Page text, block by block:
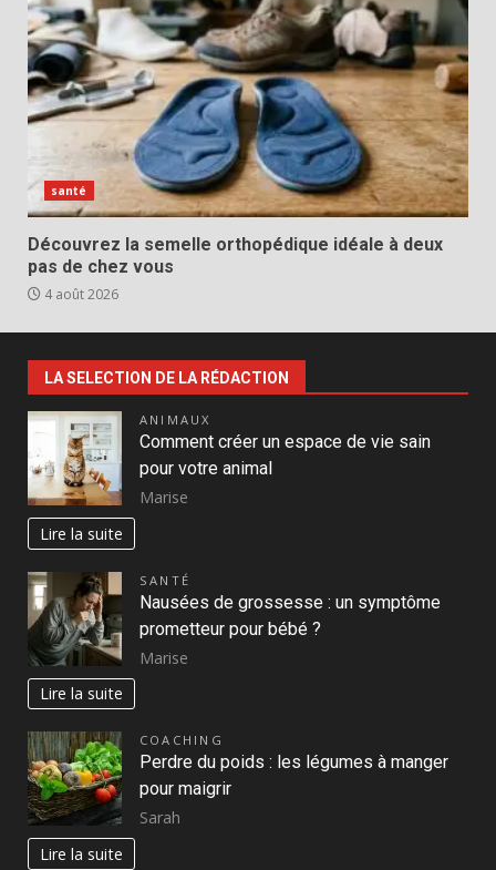
santé
Découvrez la semelle orthopédique idéale à deux
pas de chez vous
4 août 2026
LA SELECTION DE LA RÉDACTION
ANIMAUX
Comment créer un espace de vie sain
pour votre animal
Marise
Lire la suite
SANTÉ
Nausées de grossesse : un symptôme
prometteur pour bébé ?
Marise
Lire la suite
COACHING
Perdre du poids : les légumes à manger
pour maigrir
Sarah
Lire la suite